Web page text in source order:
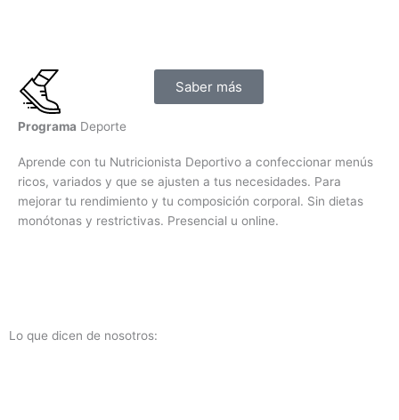
Programa Deporte
Aprende con tu Nutricionista Deportivo a confeccionar menús
ricos, variados y que se ajusten a tus necesidades. Para
mejorar tu rendimiento y tu composición corporal. Sin dietas
monótonas y restrictivas. Presencial u online.
Saber más
Lo que dicen de nosotros: